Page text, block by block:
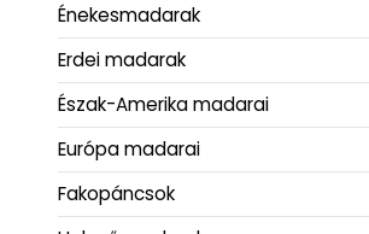
Énekesmadarak
Erdei madarak
Észak-Amerika madarai
Európa madarai
Fakopáncsok